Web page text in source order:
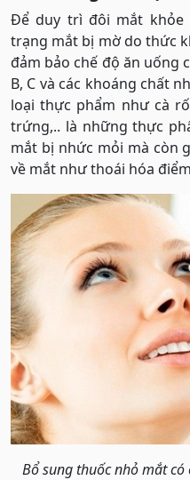
Để duy trì đôi mắt khỏe
trạng mắt bị mờ do thức
đảm bảo chế độ ăn uống
B, C và các khoáng chất
loại thực phẩm như cà
trứng,.. là những thực
mắt bị nhức mỏi mà còn
về mắt như thoái hóa
Bổ sung thuốc nhỏ mắt